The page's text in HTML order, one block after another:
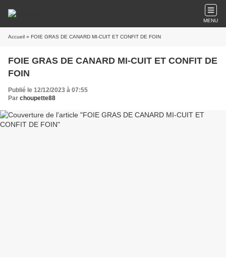
MENU
Accueil » FOIE GRAS DE CANARD MI-CUIT ET CONFIT DE FOIN
FOIE GRAS DE CANARD MI-CUIT ET CONFIT DE
FOIN
Publié le 12/12/2023 à 07:55
Par choupette88